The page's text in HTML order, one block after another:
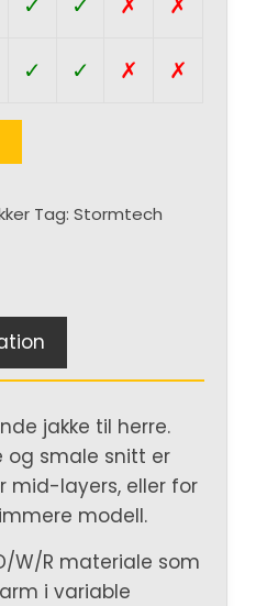
✓ ✓ ✗ ✗
Tag:Stormtech
jakke til herre.
og smale snitt er
mid-layers, eller for
modell.
W/R materiale som
i variable